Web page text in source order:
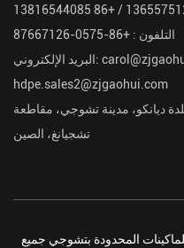
التلفون : +86-0575-87667126
البريد الإلكتروني:
hdpe.sales2@zjgaohui.com
ديانكو، مدينة تشوجي، مقاطعة
تشجيانغ، الصين
المحدودة بتشوجي جميع